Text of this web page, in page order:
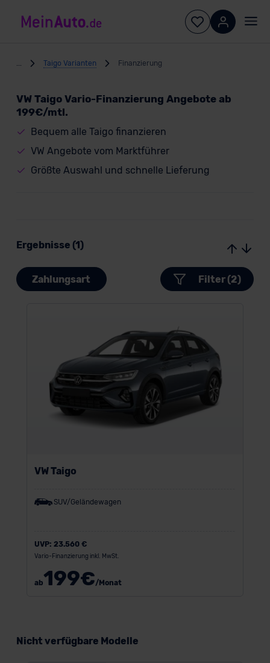
Taigo Varianten Finanzierung
VW Taigo Vario-Finanzierung Angebote ab
199€/mtl.
Bequem alle Taigo finanzieren
VW Angebote vom Marktführer
Größte Auswahl und schnelle Lieferung
Ergebnisse (1)
Zahlungsart Filter (2)
VW Taigo
SUV/Geländewagen
UVP: 23.560 €
Vario-Finanzierung inkl. MwSt.
ab199€/Monat
Nicht verfügbare Modelle